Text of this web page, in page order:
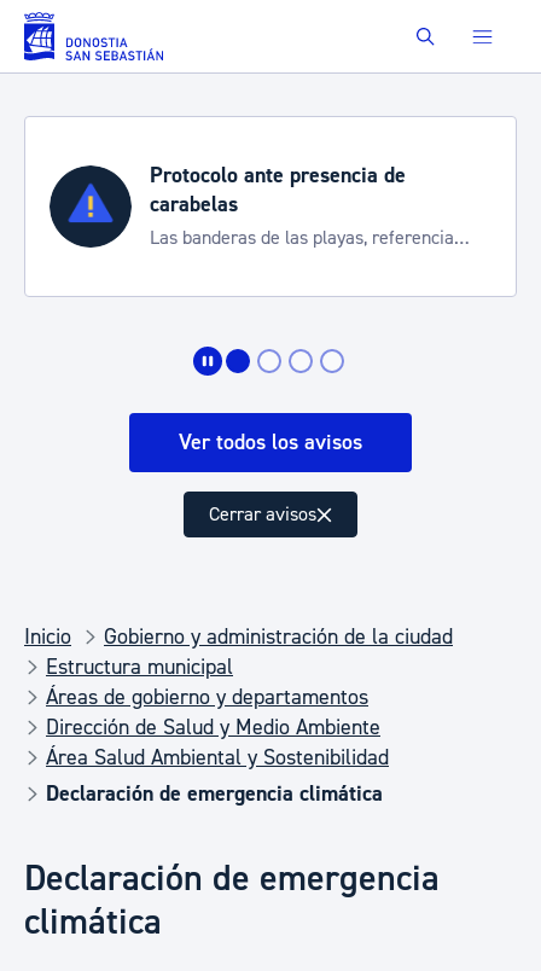
Saltar al contenido principal Buscar
Protocolo ante presencia de
carabelas
Las banderas de las playas, referencia
Ver todos los avisos
Cerrar avisos
Inicio
Gobierno y administración de la ciudad
Estructura municipal
Áreas de gobierno y departamentos
Dirección de Salud y Medio Ambiente
Área Salud Ambiental y Sostenibilidad
Declaración de emergencia climática
Declaración de emergencia
climática